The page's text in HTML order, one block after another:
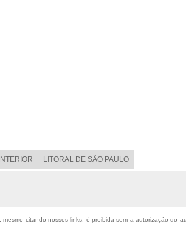
INTERIOR LITORAL DE SÃO PAULO
citando nossos links, é proibida sem a autorização do